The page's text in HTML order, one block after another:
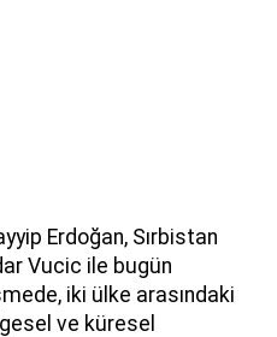
Erdoğan, Sırbistan
Vucic ile bugün
iki ülke arasındaki
ve küresel